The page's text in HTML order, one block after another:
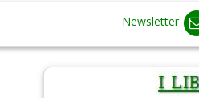
Newsletter